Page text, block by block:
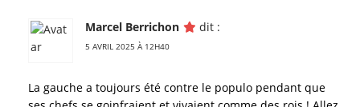
Marcel Berrichon dit :
5 AVRIL 2025 À 12H40
La gauche a toujours été contre le populo pendant que